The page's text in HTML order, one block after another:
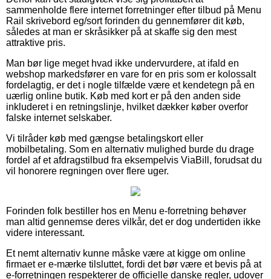
sammenholde flere internet forretninger efter tilbud på Menu
Rail skrivebord eg/sort forinden du gennemfører dit køb,
således at man er skråsikker på at skaffe sig den mest
attraktive pris.
Man bør lige meget hvad ikke undervurdere, at ifald en
webshop markedsfører en vare for en pris som er kolossalt
fordelagtig, er det i nogle tilfælde være et kendetegn på en
uærlig online butik. Køb med kort er på den anden side
inkluderet i en retningslinje, hvilket dækker køber overfor
falske internet selskaber.
Vi tilråder køb med gængse betalingskort eller
mobilbetaling. Som en alternativ mulighed burde du drage
fordel af et afdragstilbud fra eksempelvis ViaBill, forudsat du
vil honorere regningen over flere uger.
Forinden folk bestiller hos en Menu e-forretning behøver
man altid gennemse deres vilkår, det er dog undertiden ikke
videre interessant.
Et nemt alternativ kunne måske være at kigge om online
firmaet er e-mærke tilsluttet, fordi det bør være et bevis på at
e-forretningen respekterer de officielle danske regler, udover